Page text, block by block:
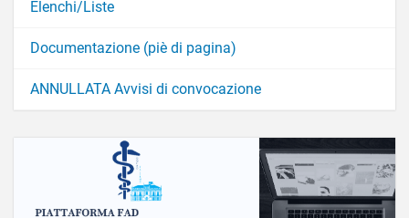
Elenchi/Liste
Documentazione (piè di pagina)
ANNULLATA Avvisi di convocazione